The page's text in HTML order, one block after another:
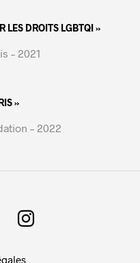
LES DROITS LGBTQI »
– 2021
»
– 2022